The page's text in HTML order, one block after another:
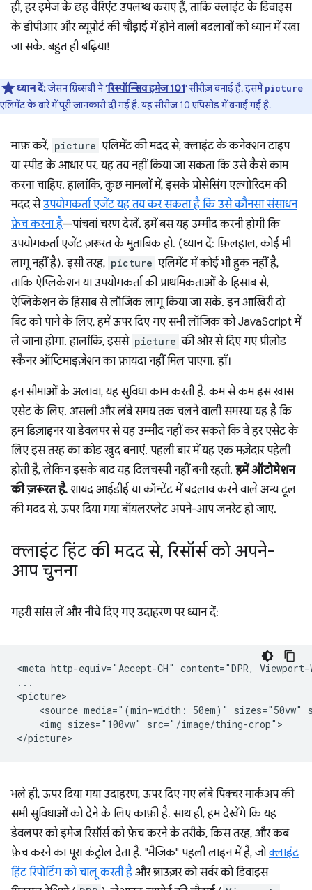
ही, हर इमेज के छह वैरिएंट उपलब्ध कराए हैं, ताकि क्लाइंट के डिवाइस
के डीपीआर और व्यूपोर्ट की चौड़ाई में होने वाली बदलावों को ध्यान में रखा
जा सके. बहुत ही बढ़िया!
ध्यान दें:जेसन ग्रिब्सबी ने 'रिस्पॉन्सिव इमेज 101' सीरीज़ बनाई है. इसमेंpicture
एलिमेंट के बारे में पूरी जानकारी दी गई है. यह सीरीज़ 10 एपिसोड में बनाई गई है.
माफ़ करें, picture एलिमेंट की मदद से, क्लाइंट के कनेक्शन टाइप
या स्पीड के आधार पर, यह तय नहीं किया जा सकता कि उसे कैसे काम
करना चाहिए. हालांकि, कुछ मामलों में, इसके प्रोसेसिंग एल्गोरिदम की
मदद सेउपयोगकर्ता एजेंट यह तय कर सकता है कि उसे कौनसा संसाधन
फ़ेच करना है—पांचवां चरण देखें. हमें बस यह उम्मीद करनी होगी कि
उपयोगकर्ता एजेंट ज़रूरत के मुताबिक हो. (ध्यान दें: फ़िलहाल, कोई भी
लागू नहीं है). इसी तरह, picture एलिमेंट में कोई भी हुक नहीं है,
ताकि ऐप्लिकेशन या उपयोगकर्ता की प्राथमिकताओं के हिसाब से,
ऐप्लिकेशन के हिसाब से लॉजिक लागू किया जा सके. इन आखिरी दो
बिट को पाने के लिए, हमें ऊपर दिए गए सभी लॉजिक को JavaScript में
ले जाना होगा. हालांकि, इससे picture की ओर से दिए गए प्रीलोड
स्कैनर ऑप्टिमाइज़ेशन का फ़ायदा नहीं मिल पाएगा. हाँ।
इन सीमाओं के अलावा, यह सुविधा काम करती है. कम से कम इस खास
एसेट के लिए. असली और लंबे समय तक चलने वाली समस्या यह है कि
हम डिज़ाइनर या डेवलपर से यह उम्मीद नहीं कर सकते कि वे हर एसेट के
लिए इस तरह का कोड खुद बनाएं. पहली बार में यह एक मज़ेदार पहेली
होती है, लेकिन इसके बाद यह दिलचस्पी नहीं बनी रहती.हमें ऑटोमेशन
की ज़रूरत है. शायद आईडीई या कॉन्टेंट में बदलाव करने वाले अन्य टूल
की मदद से, ऊपर दिया गया बॉयलरप्लेट अपने-आप जनरेट हो जाए.
क्लाइंट हिंट की मदद से, रिसॉर्स को अपने-
आप चुनना
गहरी सांस लें और नीचे दिए गए उदाहरण पर ध्यान दें:
<meta http-equiv="Accept-CH" content="DPR,
...
<picture>
<source media="(min-width: 50em)" sizes="50vw"
    <img sizes="100vw" src="/image/thing-crop">
भले ही, ऊपर दिया गया उदाहरण, ऊपर दिए गए लंबे पिक्चर मार्कअप की
सभी सुविधाओं को देने के लिए काफ़ी है. साथ ही, हम देखेंगे कि यह
डेवलपर को इमेज रिसॉर्स को फ़ेच करने के तरीके, किस तरह, और कब
फ़ेच करने का पूरा कंट्रोल देता है. "मैजिक" पहली लाइन में है, जोक्लाइंट
हिंट रिपोर्टिंग को चालू करती है और ब्राउज़र को सर्वर को डिवाइस